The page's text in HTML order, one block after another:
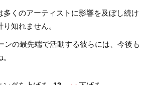
多くのアーティストに影響を及ぼし続け
知れません。
ンの最先端で活動する彼らには、今後も